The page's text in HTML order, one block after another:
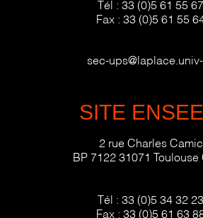
Tél : 33 (0)5 61 55
Fax : 33 (0)5 61 55
sec-
SITE
2 rue Charles
BP 7122 31071 Toulouse
Tél : 33 (0)5 34 32 23
Fax : 33 (0)5 61 63